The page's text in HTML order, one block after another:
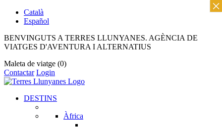
Català
Español
BENVINGUTS A TERRES LLUNYANES. AGÈNCIA DE
VIATGES D'AVENTURA I ALTERNATIUS
Maleta de viatge (0)
Contactar Login
DESTINS
Àfrica
×